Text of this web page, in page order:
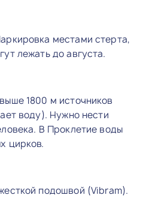
местами стерта,
лежать до августа.
1800 м источников
воду). Нужно нести
В Проклетие воды
цирков.
подошвой (Vibram).